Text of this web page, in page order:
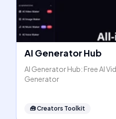
AI Generator Hub
AI Generator Hub: Free AI
Generator
🧰Creators Toolkit